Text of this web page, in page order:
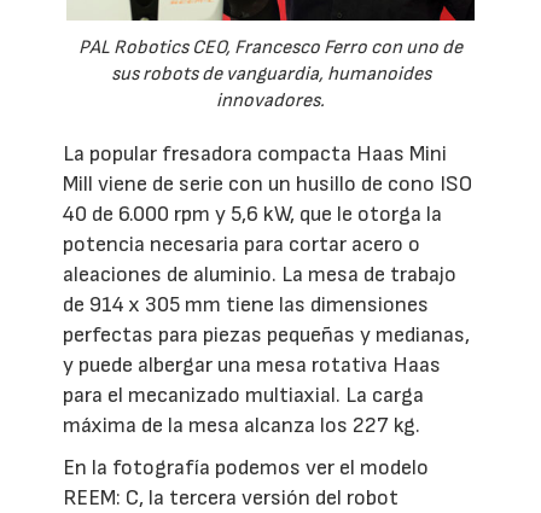
PAL Robotics CEO, Francesco Ferro con uno de
sus robots de vanguardia, humanoides
innovadores.
La popular fresadora compacta Haas Mini
Mill viene de serie con un husillo de cono ISO
40 de 6.000 rpm y 5,6 kW, que le otorga la
potencia necesaria para cortar acero o
aleaciones de aluminio. La mesa de trabajo
de 914 x 305 mm tiene las dimensiones
perfectas para piezas pequeñas y medianas,
y puede albergar una mesa rotativa Haas
para el mecanizado multiaxial. La carga
máxima de la mesa alcanza los 227 kg.
En la fotografía podemos ver el modelo
REEM: C, la tercera versión del robot